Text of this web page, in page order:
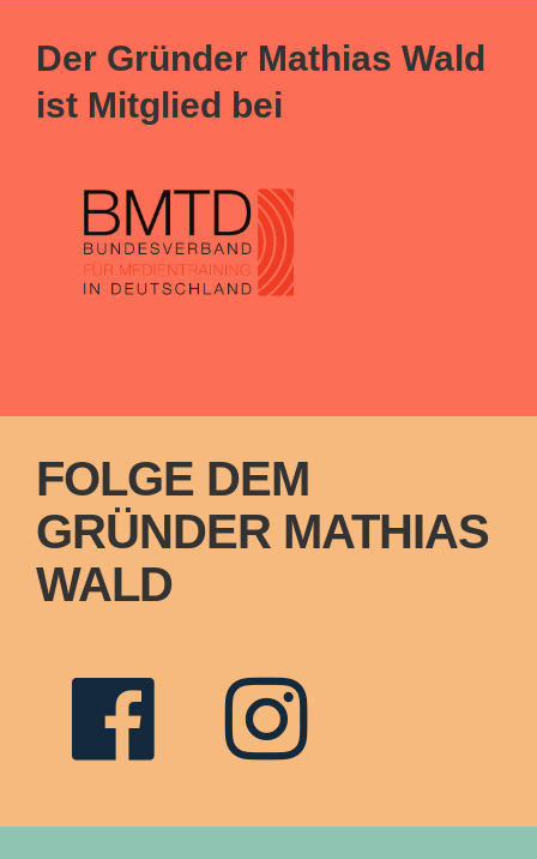
Der Gründer Mathias Wald
ist Mitglied bei
FOLGE DEM
GRÜNDER MATHIAS
WALD